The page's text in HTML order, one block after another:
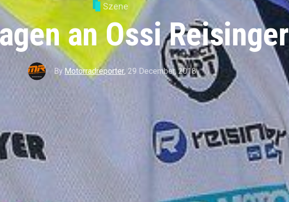
Szene
an Ossi Reisinger
By Motorradreporter, 29 December, 2018